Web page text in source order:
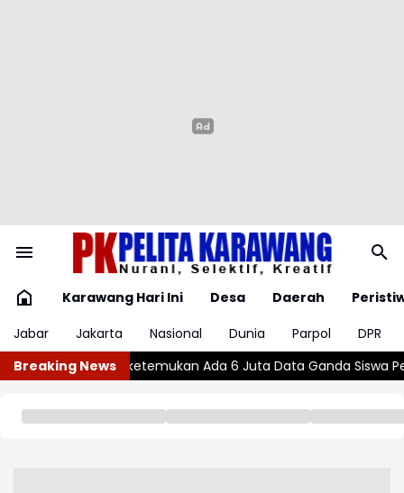
Karawang Hari Ini Desa Daerah
Jabar
Jakarta Nasional Dunia Parpol
DPR
Breaking News
6 Juta Data Ganda Siswa Penerima MBG Wajar atau